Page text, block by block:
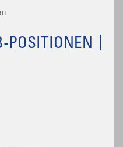
POSITIONEN